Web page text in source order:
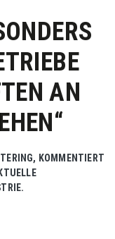
AN
KOMMENTIERT